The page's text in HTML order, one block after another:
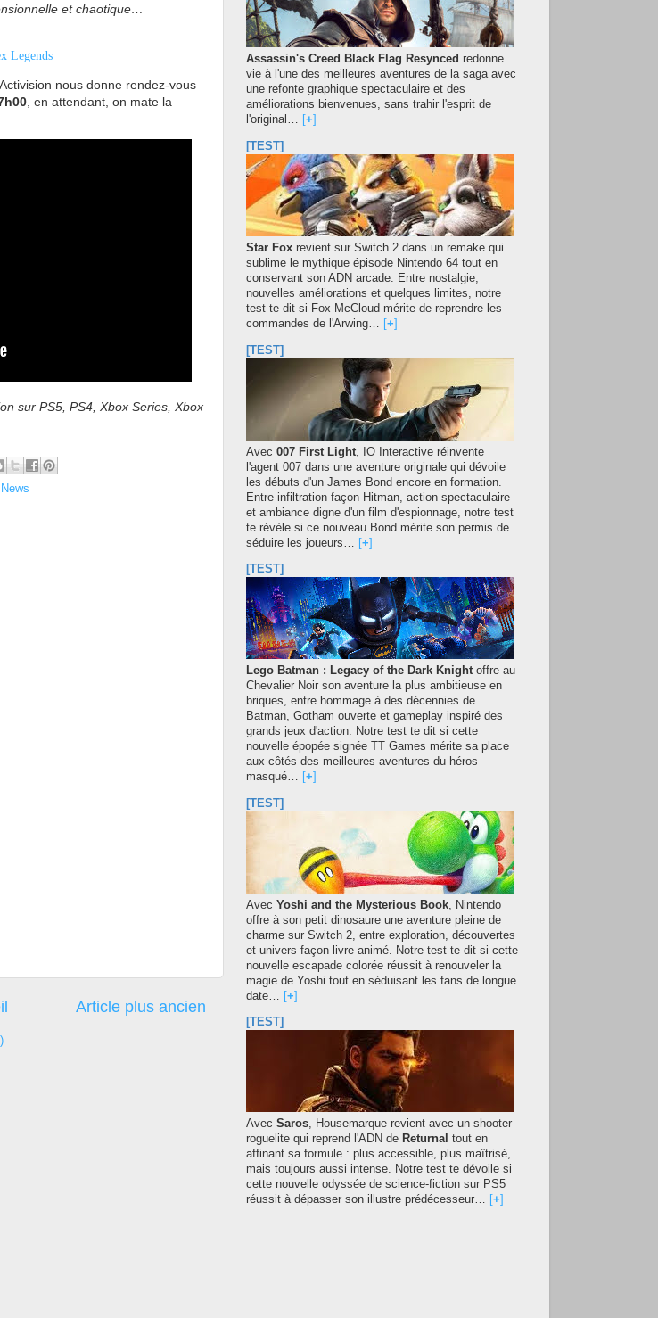
et chaotique…
Legends
nous donne rendez-vous
, en attendant, on mate la
sur PS5, PS4, Xbox Series, Xbox
News
Article plus ancien
Assassin's Creed Black Flag Resynced redonne
vie à l'une des meilleures aventures de la saga avec
une refonte graphique spectaculaire et des
améliorations bienvenues, sans trahir l'esprit de
l'original…
+
[TEST]
Star Fox revient sur Switch 2 dans un remake qui
sublime le mythique épisode Nintendo 64 tout en
conservant son ADN arcade. Entre nostalgie,
nouvelles améliorations et quelques limites, notre
test te dit si Fox McCloud mérite de reprendre les
commandes de l'Arwing…
+
[TEST]
Avec 007 First Light , IO Interactive réinvente
l'agent 007 dans une aventure originale qui dévoile
les débuts d'un James Bond encore en formation.
Entre infiltration façon Hitman, action spectaculaire
et ambiance digne d'un film d'espionnage, notre test
te révèle si ce nouveau Bond mérite son permis de
séduire les joueurs…
[+]
[TEST]
Lego Batman : Legacy of the Dark Knightoffre au
Chevalier Noir son aventure la plus ambitieuse en
briques, entre hommage à des décennies de
Batman, Gotham ouverte et gameplay inspiré des
grands jeux d'action. Notre test te dit si cette
nouvelle épopée signée TT Games mérite sa place
aux côtés des meilleures aventures du héros
masqué…
+
[TEST]
Avec Yoshi and the Mysterious Book, Nintendo
offre à son petit dinosaure une aventure pleine de
charme sur Switch 2, entre exploration, découvertes
et univers façon livre animé. Notre test te dit si cette
nouvelle escapade colorée réussit à renouveler la
magie de Yoshi tout en séduisant les fans de longue
date… [+]
[TEST]
Avec Saros, Housemarque revient avec un shooter
roguelite qui reprend l'ADN de Returnal tout en
affinant sa formule : plus accessible, plus maîtrisé,
mais toujours aussi intense. Notre test te dévoile si
cette nouvelle odyssée de science-fiction sur PS5
réussit à dépasser son illustre prédécesseur…
+